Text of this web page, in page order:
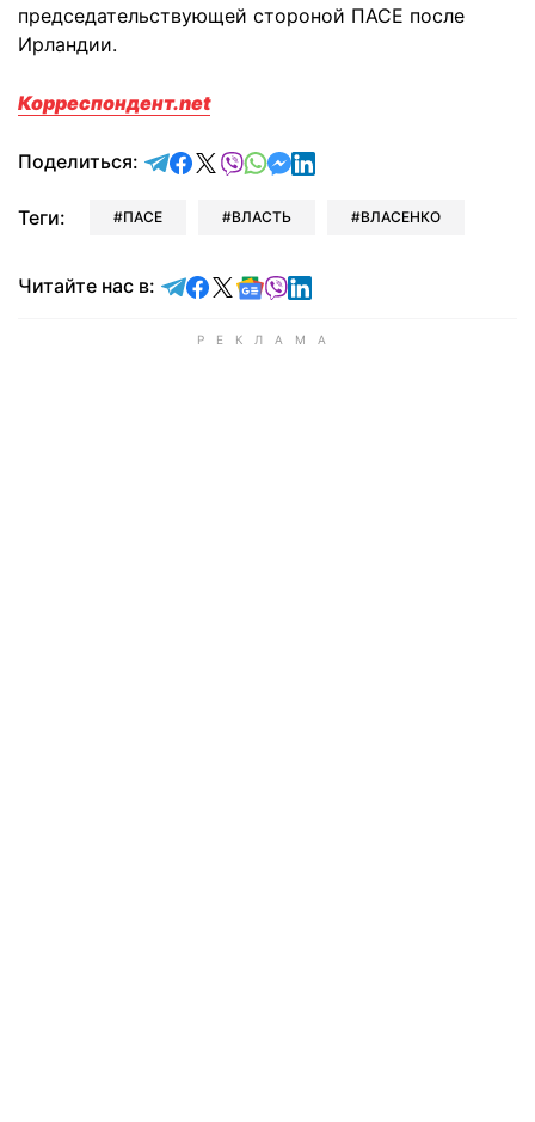
председательствующей стороной ПАСЕ после
Ирландии.
Корреспондент.net
Поделиться: отправить в Telegram
поделиться в Facebook
поделиться в X
отправить в Viber
отправить в Whatsapp
отправить в Messenger
отправить в LinkedIn
Теги: ПАСЕ ВЛАСТЬ ВЛАСЕНКО
Читайте нас в: Читайте в Telegram
Читайте в Facebook
Читайте в X
Читайте в Google news
Читайте в Viber
Читайте в LinkedIn